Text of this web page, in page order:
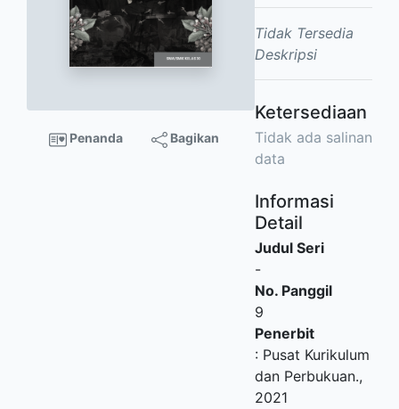
Penanda Bagikan
Tidak Tersedia
Deskripsi
Ketersediaan
Tidak ada salinan
data
Informasi
Detail
Judul Seri
-
No. Panggil
9
Penerbit
: Pusat Kurikulum
dan Perbukuan.,
2021